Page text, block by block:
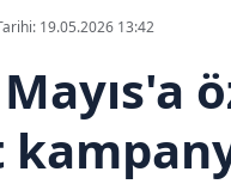
19.05.2026 13:42